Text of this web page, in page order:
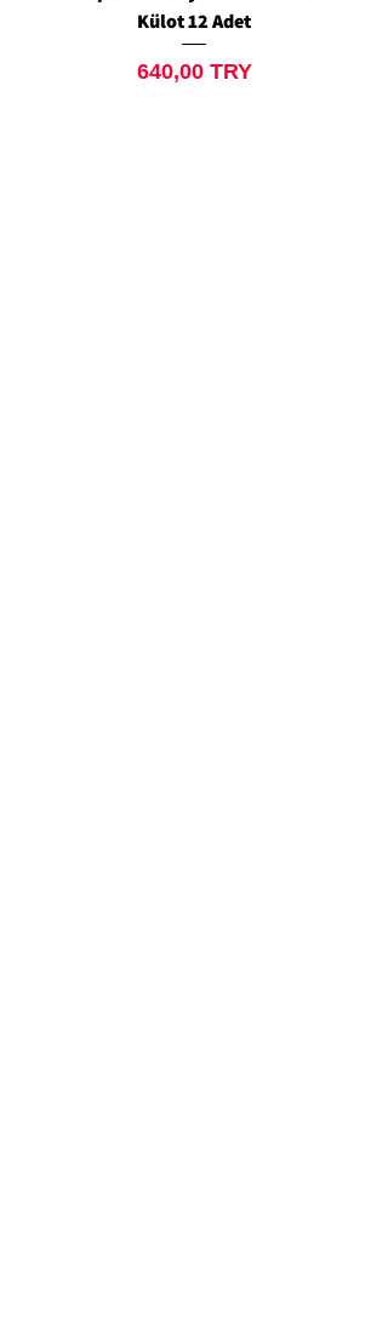
Külot 12 Adet
Prix
640,00 TRY